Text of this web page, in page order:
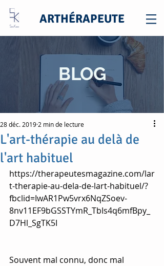
ARTHÉRAPEUTE
BLOG
L'art-thérapie au delà de
l'art habituel
28 déc. 2019 2 min de lecture
https://therapeutesmagazine.com/lar
t-therapie-au-dela-de-lart-habituel/?
fbclid=IwAR1Pw5vrx6NqZSoev-
8nv11EF9bGSSTYmR_TbIs4q6mfBpy_
D7Hl_SgTK5I
Souvent mal connu, donc mal